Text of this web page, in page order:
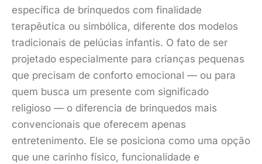
específica de brinquedos com finalidade
terapêutica ou simbólica, diferente dos modelos
tradicionais de pelúcias infantis. O fato de ser
projetado especialmente para crianças pequenas
que precisam de conforto emocional — ou para
quem busca um presente com significado
religioso — o diferencia de brinquedos mais
convencionais que oferecem apenas
entretenimento. Ele se posiciona como uma opção
que une carinho físico, funcionalidade e